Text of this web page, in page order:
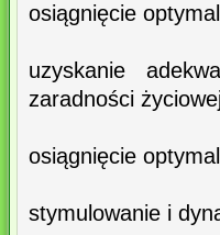
osiągnięcie
uzyskanie
zaradności
osiągnięcie
stymulowanie i